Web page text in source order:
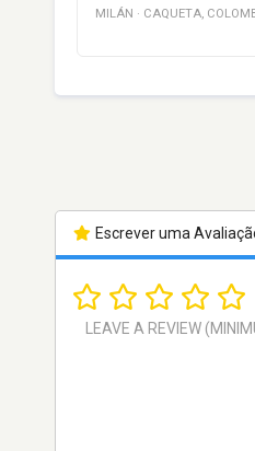
MILÁN · CAQUETA,
Escrever uma